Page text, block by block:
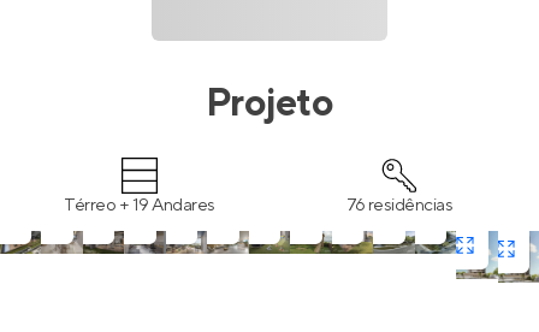
Projeto
Térreo + 19 Andares 76 residências